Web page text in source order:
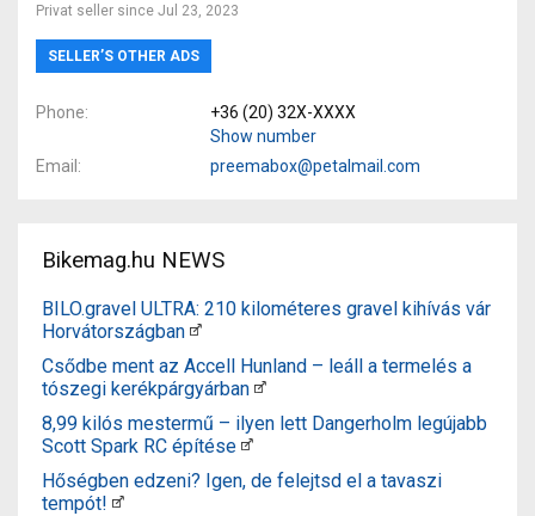
Privat seller since Jul 23, 2023
SELLER’S OTHER ADS
Phone
+36 (20) 32X-XXXX
Show number
Email
preemabox@petalmail.com
Bikemag.hu NEWS
BILO.gravel ULTRA: 210 kilométeres gravel kihívás vár
Horvátországban
Csődbe ment az Accell Hunland – leáll a termelés a
tószegi kerékpárgyárban
8,99 kilós mestermű – ilyen lett Dangerholm legújabb
Scott Spark RC építése
Hőségben edzeni? Igen, de felejtsd el a tavaszi
tempót!